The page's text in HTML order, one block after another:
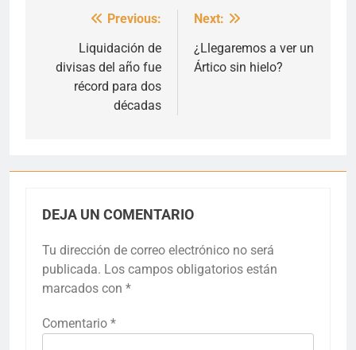
Navegación
entradas
Previous:
Liquidación de
divisas del año fue
récord para dos
décadas
Next:
¿Llegaremos a ver un
Ártico sin hielo?
DEJA UN COMENTARIO
Tu dirección de correo electrónico no será
publicada. Los campos obligatorios están
marcados con *
Comentario *